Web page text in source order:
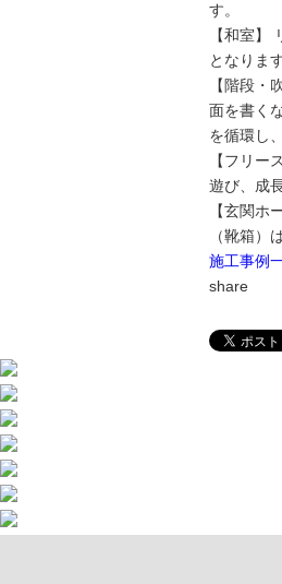
す。
【和室
となりま
【階段
面を書く
を循環し
【フリ
遊び、成
【玄関
（靴箱）
施工事例
share